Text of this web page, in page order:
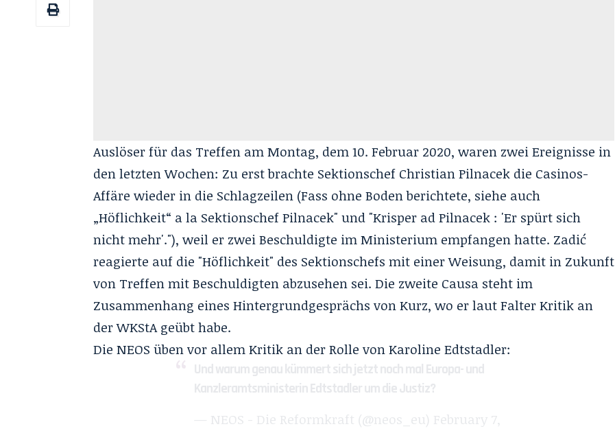
Auslöser für das Treffen am Montag, dem 10. Februar 2020, waren zwei Ereignisse in
den letzten Wochen: Zu erst brachte Sektionschef Christian Pilnacek die Casinos-
Affäre wieder in die Schlagzeilen (Fass ohne Boden berichtete, siehe auch
„Höflichkeit“ a la Sektionschef Pilnacek" und "Krisper ad Pilnacek : 'Er spürt sich
nicht mehr'."), weil er zwei Beschuldigte im Ministerium empfangen hatte. Zadić
reagierte auf die "Höflichkeit" des Sektionschefs mit einer Weisung, damit in Zukunft
von Treffen mit Beschuldigten abzusehen sei. Die zweite Causa steht im
Zusammenhang eines Hintergrundgesprächs von Kurz, wo er laut Falter Kritik an
der WKStA geübt habe.
Die NEOS üben vor allem Kritik an der Rolle von Karoline Edtstadler:
Und warum genau kümmert sich jetzt noch mal Europa- und
Kanzleramtsministerin Edtstadler um die Justiz?
— NEOS - Die Reformkraft (@neos_eu) February 7,